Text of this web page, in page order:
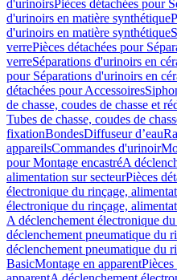
d'urinoirsPièces détachées pour
d'urinoirs en matière synthétique
d'urinoirs en matière synthétique
verrePièces détachées pour
verreSéparations d'urinoirs en
pour Séparations d'urinoirs en
détachées pour Accessoires
de chasse, coudes de chasse et
Tubes de chasse, coudes de
fixationBondesDiffuseur d’eau
appareilsCommandes d'urinoir
pour Montage encastréA
alimentation sur secteurPièces
électronique du rinçage,
électronique du rinçage,
A déclenchement électronique
déclenchement pneumatique du
déclenchement pneumatique du
BasicMontage en apparent